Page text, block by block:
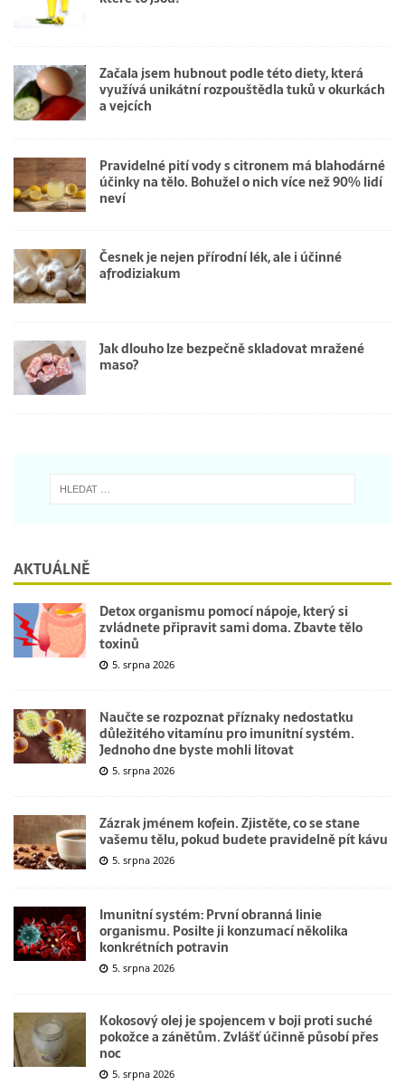
Začala jsem hubnout podle této diety, která
využívá unikátní rozpouštědla tuků v okurkách
a vejcích
Pravidelné pití vody s citronem má blahodárné
účinky na tělo. Bohužel o nich více než 90% lidí
neví
Česnek je nejen přírodní lék, ale i účinné
afrodiziakum
Jak dlouho lze bezpečně skladovat mražené
maso?
AKTUÁLNĚ
Detox organismu pomocí nápoje, který si
zvládnete připravit sami doma. Zbavte tělo
toxinů
5. srpna 2026
Naučte se rozpoznat příznaky nedostatku
důležitého vitamínu pro imunitní systém.
Jednoho dne byste mohli litovat
5. srpna 2026
Zázrak jménem kofein. Zjistěte, co se stane
vašemu tělu, pokud budete pravidelně pít kávu
5. srpna 2026
Imunitní systém: První obranná linie
organismu. Posilte ji konzumací několika
konkrétních potravin
5. srpna 2026
Kokosový olej je spojencem v boji proti suché
pokožce a zánětům. Zvlášť účinně působí přes
noc
5. srpna 2026